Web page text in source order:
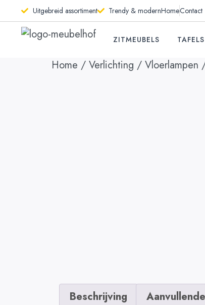
Uitgebreid assortiment Trendy & modernHomeContact
ZITMEUBELS TAFELS
Home / Verlichting / Vloerlampen
Beschrijving